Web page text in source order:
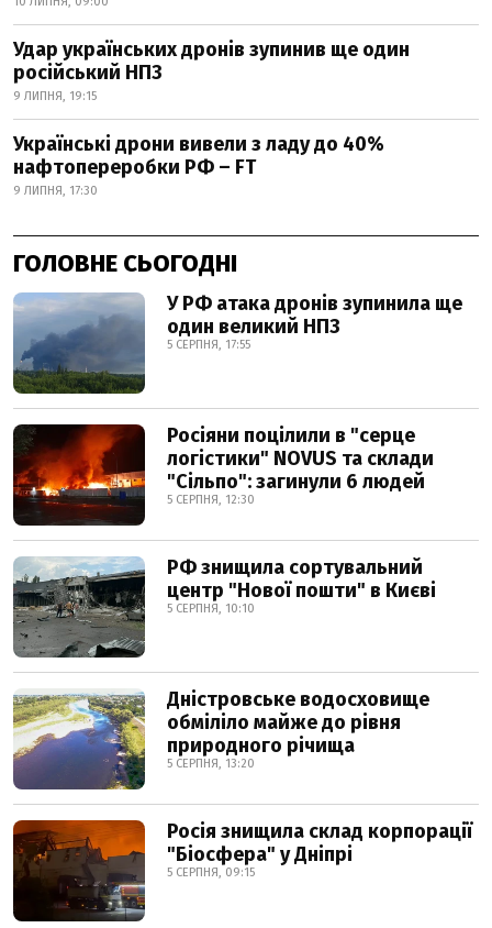
Удар українських дронів зупинив ще один
російський НПЗ
9 ЛИПНЯ, 19:15
Українські дрони вивели з ладу до 40%
нафтопереробки РФ – FT
9 ЛИПНЯ, 17:30
ГОЛОВНЕ СЬОГОДНІ
У РФ атака дронів зупинила ще
один великий НПЗ
5 СЕРПНЯ, 17:55
Росіяни поцілили в "серце
логістики" NOVUS та склади
"Сільпо": загинули 6 людей
5 СЕРПНЯ, 12:30
РФ знищила сортувальний
центр "Нової пошти" в Києві
5 СЕРПНЯ, 10:10
Дністровське водосховище
обміліло майже до рівня
природного річища
5 СЕРПНЯ, 13:20
Росія знищила склад корпорації
"Біосфера" у Дніпрі
5 СЕРПНЯ, 09:15